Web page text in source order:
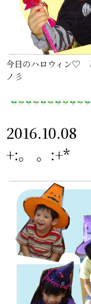
今日のハロウィン♡
ノ彡
+:。 。:+*